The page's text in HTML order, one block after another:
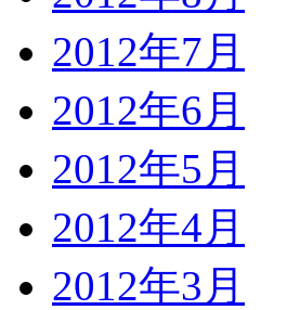
2012年7月
2012年6月
2012年5月
2012年4月
2012年3月